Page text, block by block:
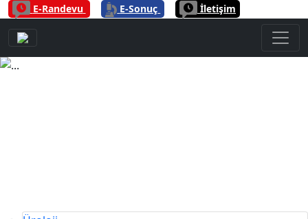
E-Randevu E-Sonuç İletişim